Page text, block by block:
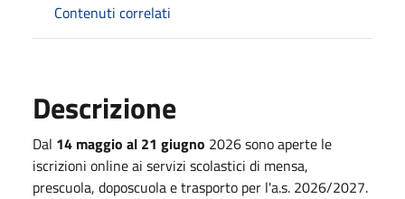
Contenuti correlati
Descrizione
Dal 14 maggio al 21 giugno 2026 sono aperte le
iscrizioni online ai servizi scolastici di mensa,
prescuola, doposcuola e trasporto per l'a.s. 2026/2027.